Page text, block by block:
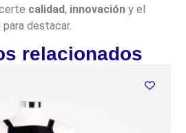
calidad, innovación y el
destacar.
relacionados